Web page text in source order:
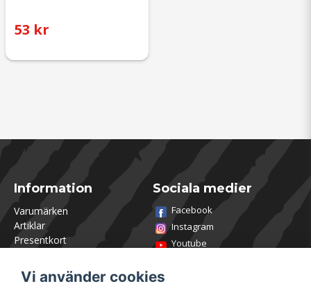
53 kr
Information
Varumärken
Artiklar
Presentkort
Om Utklasad
Sociala medier
Facebook
Instagram
Youtube
Vi använder cookies